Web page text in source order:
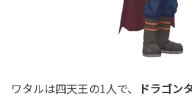
ワタルは四天王の1人で、 ドラゴン